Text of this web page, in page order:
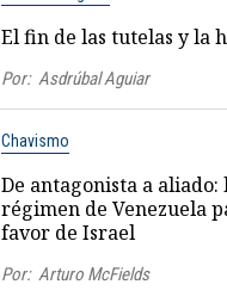
El fin de las tutelas y la
Por: Asdrúbal Aguiar
Chavismo
De antagonista a
régimen de Venezuela
favor de Israel
Por: Arturo McFields